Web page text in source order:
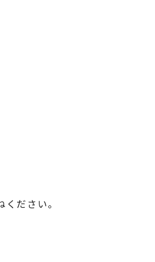
ださい。